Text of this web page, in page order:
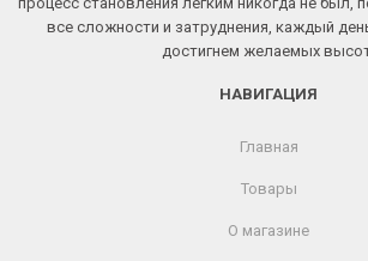
все сложности и затруднения, каждый
достигнем желаемых
НАВИГАЦИЯ
Главная
Товары
О магазине